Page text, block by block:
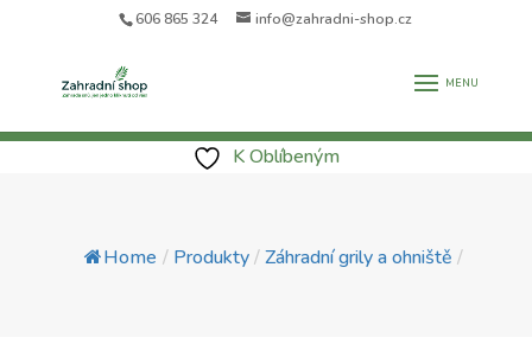
606 865 324 info@zahradni-shop.cz
K Oblíbeným
Home / Produkty/Záhradní grily a ohniště /